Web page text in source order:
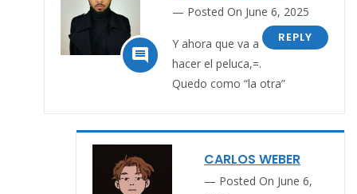

Posted On June 6, 2025
REPLY
Y ahora que va a
hacer el peluca,=.
Quedo como “la otra”
CARLOS WEBER
Posted On June 6,